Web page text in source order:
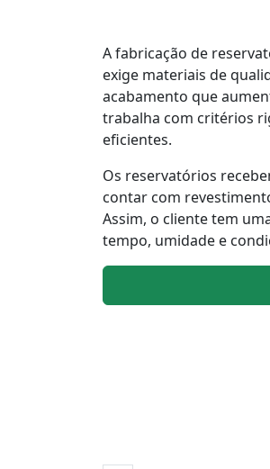
A fabricação de
exige materiais de
acabamento que
trabalha com critérios
eficientes.
Os reservatórios
contar com
Assim, o cliente tem
tempo, umidade e